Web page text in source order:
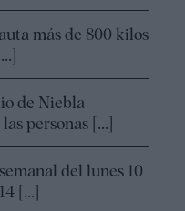
más de 800 kilos
de Niebla
personas [...]
del lunes 10
[...]